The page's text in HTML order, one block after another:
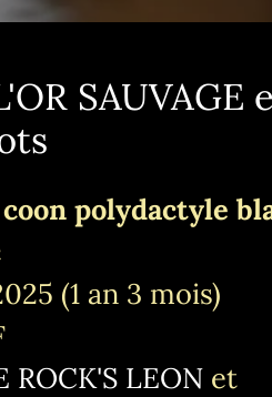
SAUVAGE
polydactyle
(1 an 3 mois)
ROCK'S LEON et